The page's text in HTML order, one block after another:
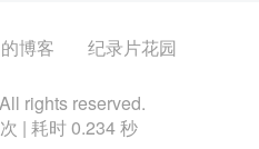
博客 纪录片花园
rights reserved.
| 耗时 0.234 秒